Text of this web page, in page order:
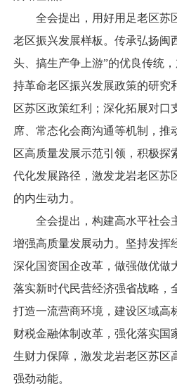
全会提出，用好用足老区苏
老区振兴发展样板。传承弘扬闽
头、搞生产争上游”的优良传统
持革命老区振兴发展政策的研究
区苏区政策红利；深化拓展对口
席、常态化会商沟通等机制，推
区高质量发展示范引领，积极探
代化发展路径，激发龙岩老区苏
的内生动力。
全会提出，构建高水平社会主
增强高质量发展动力。坚持发挥
深化国资国企改革，做强做优做
落实新时代民营经济强省战略，
打造一流营商环境，建设区域高
财税金融体制改革，强化落实国
生财力保障，激发龙岩老区苏区
强劲动能。